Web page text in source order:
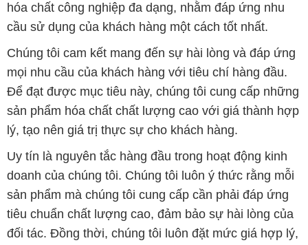
hóa chất công nghiệp đa dạng, nhằm đáp ứng nhu
cầu sử dụng của khách hàng một cách tốt nhất.
Chúng tôi cam kết mang đến sự hài lòng và đáp ứng
mọi nhu cầu của khách hàng với tiêu chí hàng đầu.
Để đạt được mục tiêu này, chúng tôi cung cấp những
sản phẩm hóa chất chất lượng cao với giá thành hợp
lý, tạo nên giá trị thực sự cho khách hàng.
Uy tín là nguyên tắc hàng đầu trong hoạt động kinh
doanh của chúng tôi. Chúng tôi luôn ý thức rằng mỗi
sản phẩm mà chúng tôi cung cấp cần phải đáp ứng
tiêu chuẩn chất lượng cao, đảm bảo sự hài lòng của
đối tác. Đồng thời, chúng tôi luôn đặt mức giá hợp lý,